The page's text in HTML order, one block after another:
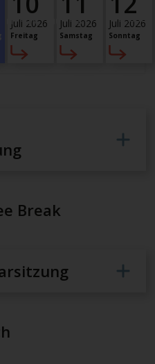
IT FR ES
Juli 2026
Freitag
Juli 2026
Samstag
Juli 2026
Sonntag
Break